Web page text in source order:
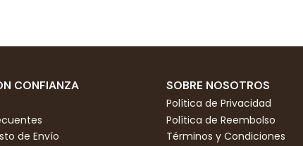
CONFIANZA
de Envío
SOBRE NOSOTROS
Política de Privacidad
Política de Reembolso
Términos y Condiciones